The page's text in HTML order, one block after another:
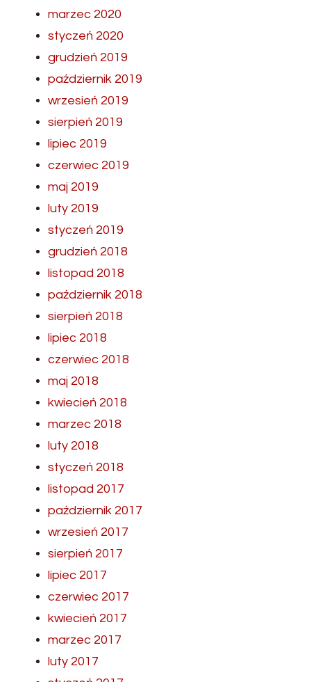
marzec 2020
styczeń 2020
grudzień 2019
październik 2019
wrzesień 2019
sierpień 2019
lipiec 2019
czerwiec 2019
maj 2019
luty 2019
styczeń 2019
grudzień 2018
listopad 2018
październik 2018
sierpień 2018
lipiec 2018
czerwiec 2018
maj 2018
kwiecień 2018
marzec 2018
luty 2018
styczeń 2018
listopad 2017
październik 2017
wrzesień 2017
sierpień 2017
lipiec 2017
czerwiec 2017
kwiecień 2017
marzec 2017
luty 2017